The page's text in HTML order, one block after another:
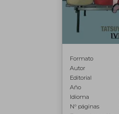
Formato
Autor
Editorial
Año
Idioma
N° páginas